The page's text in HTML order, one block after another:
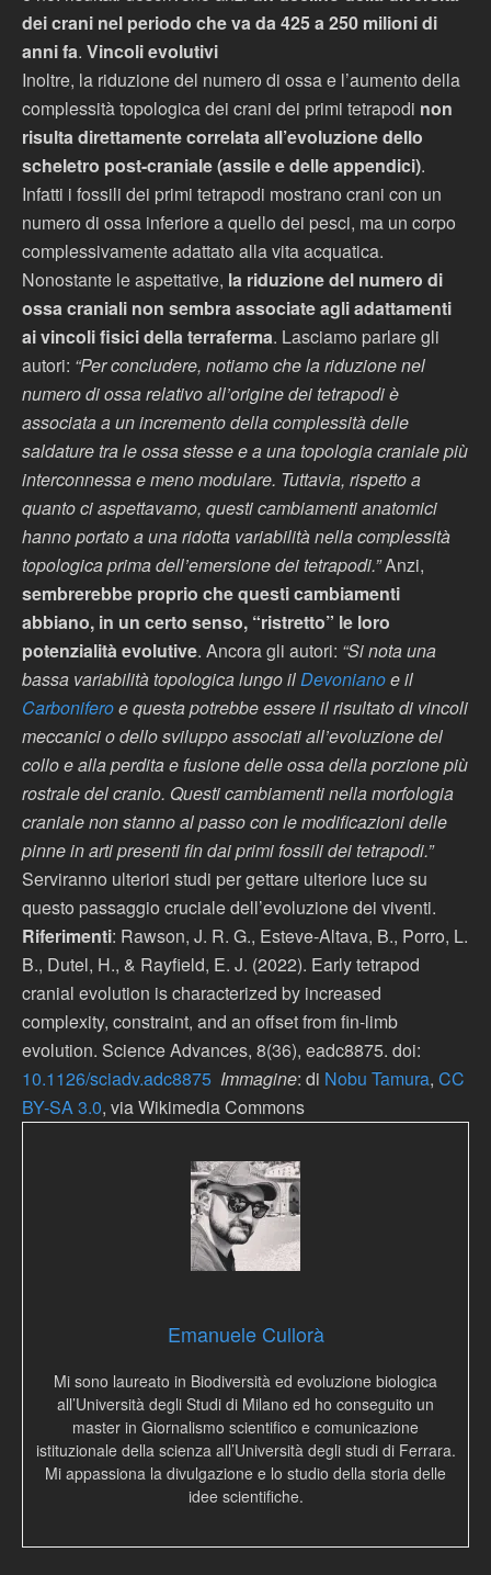
dei crani nel periodo che va da 425 a 250 milioni di
anni fa. Vincoli evolutivi
Inoltre, la riduzione del numero di ossa e l’aumento della
complessità topologica dei crani dei primi tetrapodi non
risulta direttamente correlata all’evoluzione dello
scheletro post-craniale (assile e delle appendici).
Infatti i fossili dei primi tetrapodi mostrano crani con un
numero di ossa inferiore a quello dei pesci, ma un corpo
complessivamente adattato alla vita acquatica.
Nonostante le aspettative, la riduzione del numero di
ossa craniali non sembra associate agli adattamenti
ai vincoli fisici della terraferma. Lasciamo parlare gli
autori: “Per concludere, notiamo che la riduzione nel
numero di ossa relativo all’origine dei tetrapodi è
associata a un incremento della complessità delle
saldature tra le ossa stesse e a una topologia craniale più
interconnessa e meno modulare. Tuttavia, rispetto a
quanto ci aspettavamo, questi cambiamenti anatomici
hanno portato a una ridotta variabilità nella complessità
topologica prima dell’emersione dei tetrapodi.”Anzi,
sembrerebbe proprio che questi cambiamenti
abbiano, in un certo senso, “ristretto” le loro
potenzialità evolutive. Ancora gli autori: “Si nota una
bassa variabilità topologica lungo ilDevonianoe il
Carboniferoe questa potrebbe essere il risultato di vincoli
meccanici o dello sviluppo associati all’evoluzione del
collo e alla perdita e fusione delle ossa della porzione più
rostrale del cranio. Questi cambiamenti nella morfologia
craniale non stanno al passo con le modificazioni delle
pinne in arti presenti fin dai primi fossili dei tetrapodi.”
Serviranno ulteriori studi per gettare ulteriore luce su
questo passaggio cruciale dell’evoluzione dei viventi.
Riferimenti: Rawson, J. R. G., Esteve-Altava, B., Porro, L.
B., Dutel, H., & Rayfield, E. J. (2022). Early tetrapod
cranial evolution is characterized by increased
complexity, constraint, and an offset from fin-limb
evolution. Science Advances, 8(36), eadc8875. doi:
10.1126/sciadv.adc8875 Immagine: di Nobu Tamura, CC
BY-SA 3.0, via Wikimedia Commons
Emanuele Cullorà
Mi sono laureato in Biodiversità ed evoluzione biologica
all’Università degli Studi di Milano ed ho conseguito un
master in Giornalismo scientifico e comunicazione
istituzionale della scienza all’Università degli studi di Ferrara.
Mi appassiona la divulgazione e lo studio della storia delle
idee scientifiche.